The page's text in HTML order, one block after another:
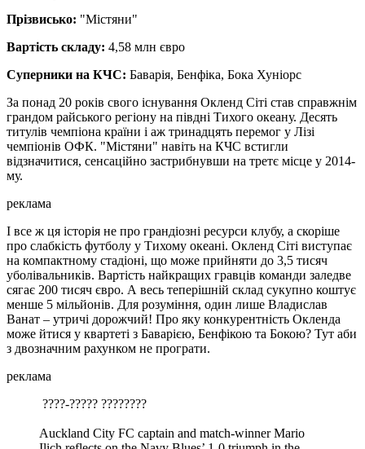
Прізвисько: "Містяни"
Вартість складу: 4,58 млн євро
Суперники на КЧС: Баварія, Бенфіка, Бока Хуніорс
За понад 20 років свого існування Окленд Сіті став справжнім
грандом райського регіону на півдні Тихого океану. Десять
титулів чемпіона країни і аж тринадцять перемог у Лізі
чемпіонів ОФК. "Містяни" навіть на КЧС встигли
відзначитися, сенсаційно застрибнувши на третє місце у 2014-
му.
реклама
І все ж ця історія не про грандіозні ресурси клубу, а скоріше
про слабкість футболу у Тихому океані. Окленд Сіті виступає
на компактному стадіоні, що може прийняти до 3,5 тисяч
уболівальників. Вартість найкращих гравців команди заледве
сягає 200 тисяч євро. А весь теперішній склад сукупно коштує
менше 5 мільйонів. Для розуміння, один лише Владислав
Ванат – утричі дорожчий! Про яку конкурентність Окленда
може йтися у квартеті з Баварією, Бенфікою та Бокою? Тут аби
з двозначним рахунком не програти.
реклама
️ ????-????? ????????
Auckland City FC captain and match-winner Mario